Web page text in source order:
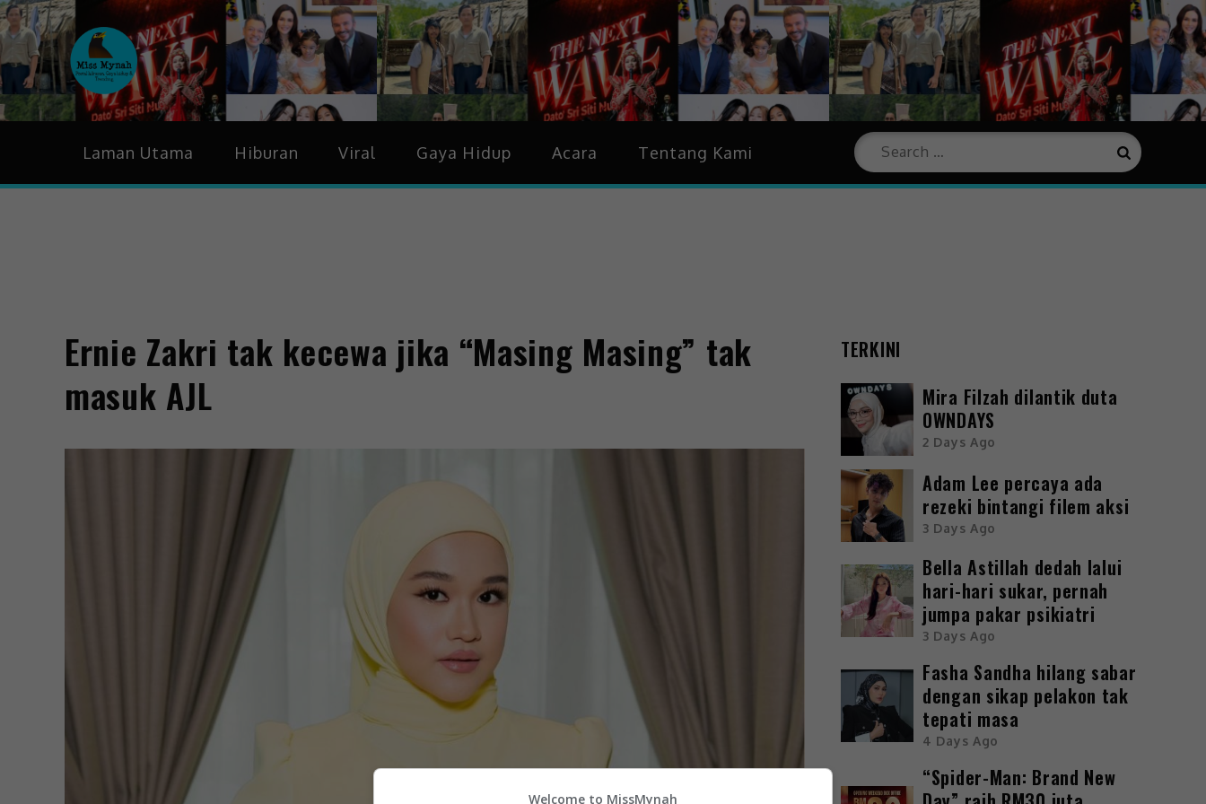
MissMynah
Portal Hiburan, Gaya Hidup & Trending
Laman Utama Hiburan Viral Gaya Hidup Acara Tentang Kami
Ernie Zakri tak kecewa jika “Masing Masing” tak
masuk AJL
TERKINI
Mira Filzah dilantik duta
OWNDAYS
2 Days Ago
Adam Lee percaya ada
rezeki bintangi filem aksi
3 Days Ago
Bella Astillah dedah lalui
hari-hari sukar, pernah
jumpa pakar psikiatri
3 Days Ago
Fasha Sandha hilang sabar
dengan sikap pelakon tak
tepati masa
4 Days Ago
“Spider-Man: Brand New
Welcome to MissMynah